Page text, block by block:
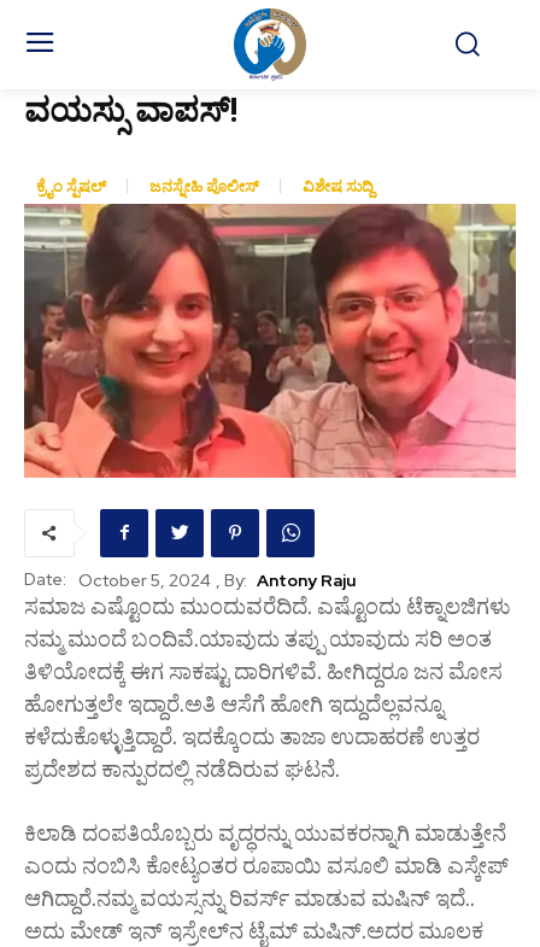
ವಯಸ್ಸು ವಾಪಸ್!
ಕ್ರೈಂ ಸ್ಪೆಷಲ್ ಜನಸ್ನೇಹಿ ಪೊಲೀಸ್ ವಿಶೇಷ ಸುದ್ದಿ
Date: October 5, 2024 , By: Antony Raju
ಸಮಾಜ ಎಷ್ಟೊಂದು ಮುಂದುವರೆದಿದೆ. ಎಷ್ಟೊಂದು ಟೆಕ್ನಾಲಜಿಗಳು
ನಮ್ಮ ಮುಂದೆ ಬಂದಿವೆ.ಯಾವುದು ತಪ್ಪು ಯಾವುದು ಸರಿ ಅಂತ
ತಿಳಿಯೋದಕ್ಕೆ ಈಗ ಸಾಕಷ್ಟು ದಾರಿಗಳಿವೆ. ಹೀಗಿದ್ದರೂ ಜನ ಮೋಸ
ಹೋಗುತ್ತಲೇ ಇದ್ದಾರೆ.ಅತಿ ಆಸೆಗೆ ಹೋಗಿ ಇದ್ದುದೆಲ್ಲವನ್ನೂ
ಕಳೆದುಕೊಳ್ಳುತ್ತಿದ್ದಾರೆ. ಇದಕ್ಕೊಂದು ತಾಜಾ ಉದಾಹರಣೆ ಉತ್ತರ
ಪ್ರದೇಶದ ಕಾನ್ಪುರದಲ್ಲಿ ನಡೆದಿರುವ ಘಟನೆ.
ಕಿಲಾಡಿ ದಂಪತಿಯೊಬ್ಬರು ವೃದ್ಧರನ್ನು ಯುವಕರನ್ನಾಗಿ ಮಾಡುತ್ತೇನೆ
ಎಂದು ನಂಬಿಸಿ ಕೋಟ್ಯಂತರ ರೂಪಾಯಿ ವಸೂಲಿ ಮಾಡಿ ಎಸ್ಕೇಪ್‌
ಆಗಿದ್ದಾರೆ.ನಮ್ಮ ವಯಸ್ಸನ್ನು ರಿವರ್ಸ್‌ ಮಾಡುವ ಮಷಿನ್‌ ಇದೆ..
ಅದು ಮೇಡ್‌ ಇನ್‌ ಇಸ್ರೇಲ್‌ನ ಟೈಮ್‌ ಮಷಿನ್‌.ಅದರ ಮೂಲಕ